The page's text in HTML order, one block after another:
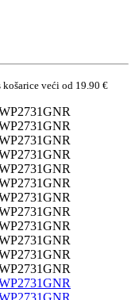
veći od 19.90 €